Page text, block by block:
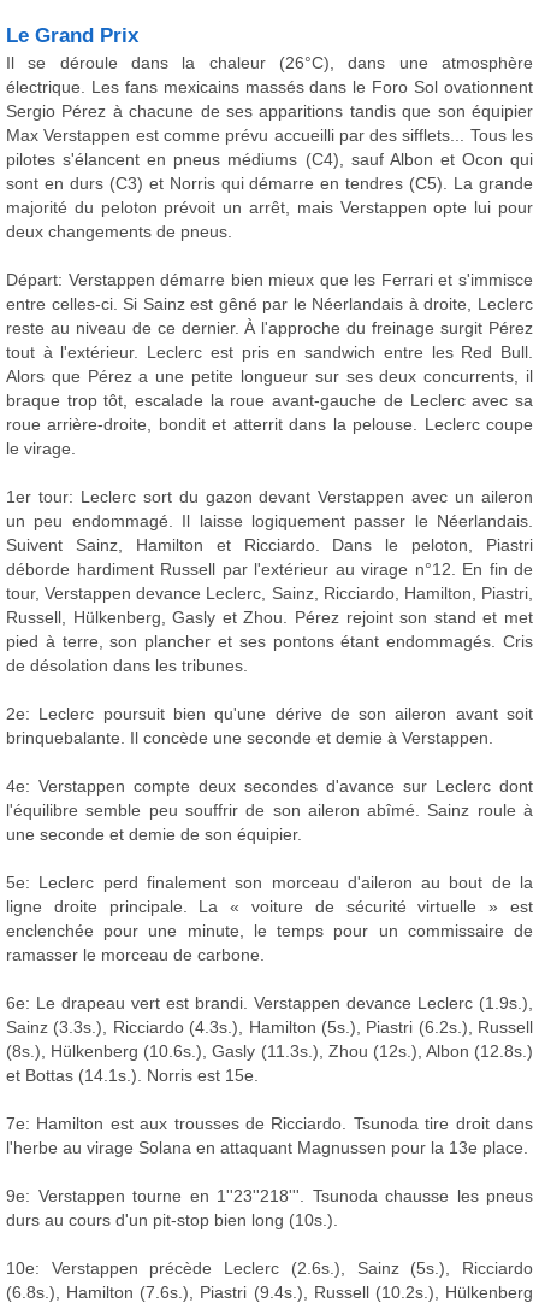
Le Grand Prix
Il se déroule dans la chaleur (26°C), dans une atmosphère
électrique. Les fans mexicains massés dans le Foro Sol ovationnent
Sergio Pérez à chacune de ses apparitions tandis que son équipier
Max Verstappen est comme prévu accueilli par des sifflets... Tous les
pilotes s'élancent en pneus médiums (C4), sauf Albon et Ocon qui
sont en durs (C3) et Norris qui démarre en tendres (C5). La grande
majorité du peloton prévoit un arrêt, mais Verstappen opte lui pour
deux changements de pneus.
Départ: Verstappen démarre bien mieux que les Ferrari et s'immisce
entre celles-ci. Si Sainz est gêné par le Néerlandais à droite, Leclerc
reste au niveau de ce dernier. À l'approche du freinage surgit Pérez
tout à l'extérieur. Leclerc est pris en sandwich entre les Red Bull.
Alors que Pérez a une petite longueur sur ses deux concurrents, il
braque trop tôt, escalade la roue avant-gauche de Leclerc avec sa
roue arrière-droite, bondit et atterrit dans la pelouse. Leclerc coupe
le virage.
1er tour: Leclerc sort du gazon devant Verstappen avec un aileron
un peu endommagé. Il laisse logiquement passer le Néerlandais.
Suivent Sainz, Hamilton et Ricciardo. Dans le peloton, Piastri
déborde hardiment Russell par l'extérieur au virage n°12. En fin de
tour, Verstappen devance Leclerc, Sainz, Ricciardo, Hamilton, Piastri,
Russell, Hülkenberg, Gasly et Zhou. Pérez rejoint son stand et met
pied à terre, son plancher et ses pontons étant endommagés. Cris
de désolation dans les tribunes.
2e: Leclerc poursuit bien qu'une dérive de son aileron avant soit
brinquebalante. Il concède une seconde et demie à Verstappen.
4e: Verstappen compte deux secondes d'avance sur Leclerc dont
l'équilibre semble peu souffrir de son aileron abîmé. Sainz roule à
une seconde et demie de son équipier.
5e: Leclerc perd finalement son morceau d'aileron au bout de la
ligne droite principale. La « voiture de sécurité virtuelle » est
enclenchée pour une minute, le temps pour un commissaire de
ramasser le morceau de carbone.
6e: Le drapeau vert est brandi. Verstappen devance Leclerc (1.9s.),
Sainz (3.3s.), Ricciardo (4.3s.), Hamilton (5s.), Piastri (6.2s.), Russell
(8s.), Hülkenberg (10.6s.), Gasly (11.3s.), Zhou (12s.), Albon (12.8s.)
et Bottas (14.1s.). Norris est 15e.
7e: Hamilton est aux trousses de Ricciardo. Tsunoda tire droit dans
l'herbe au virage Solana en attaquant Magnussen pour la 13e place.
9e: Verstappen tourne en 1''23''218'''. Tsunoda chausse les pneus
durs au cours d'un pit-stop bien long (10s.).
10e: Verstappen précède Leclerc (2.6s.), Sainz (5s.), Ricciardo
(6.8s.), Hamilton (7.6s.), Piastri (9.4s.), Russell (10.2s.), Hülkenberg